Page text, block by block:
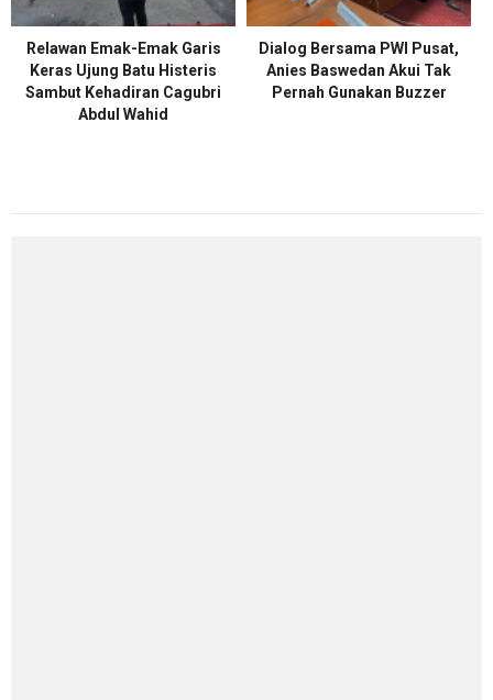
Relawan Emak-Emak Garis
Keras Ujung Batu Histeris
Sambut Kehadiran Cagubri
Abdul Wahid
Dialog Bersama PWI Pusat,
Anies Baswedan Akui Tak
Pernah Gunakan Buzzer